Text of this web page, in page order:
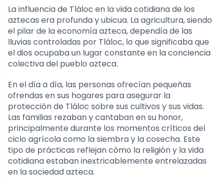
La influencia de Tláloc en la vida cotidiana de los
aztecas era profunda y ubicua. La agricultura, siendo
el pilar de la economía azteca, dependía de las
lluvias controladas por Tláloc, lo que significaba que
el dios ocupaba un lugar constante en la conciencia
colectiva del pueblo azteca.
En el día a día, las personas ofrecían pequeñas
ofrendas en sus hogares para asegurar la
protección de Tláloc sobre sus cultivos y sus vidas.
Las familias rezaban y cantaban en su honor,
principalmente durante los momentos críticos del
ciclo agrícola como la siembra y la cosecha. Este
tipo de prácticas reflejan cómo la religión y la vida
cotidiana estaban inextricablemente entrelazadas
en la sociedad azteca.